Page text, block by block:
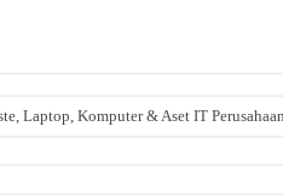
Laptop, Komputer & Aset IT